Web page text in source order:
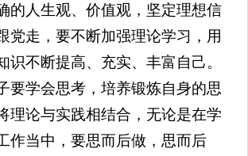
的人生观、价值观，坚定理想信
党走，要不断加强理论学习，用
识不断提高、充实、丰富自己。
要学会思考，培养锻炼自身的思
理论与实践相结合，无论是在学
作当中，要思而后做，思而后